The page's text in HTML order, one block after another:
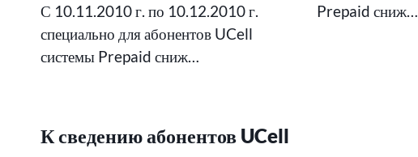
С 10.11.2010 г. по 10.12.2010 г.
специально для абонентов UCell
системы Prepaid сниж…
Prepaid сниж…
К сведению абонентов UCell